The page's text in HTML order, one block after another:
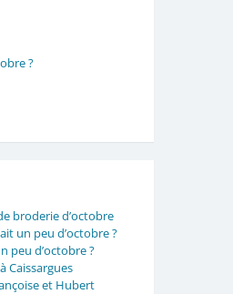
?
broderie d’octobre
un peu d’octobre ?
peu d’octobre ?
Caissargues
et Hubert